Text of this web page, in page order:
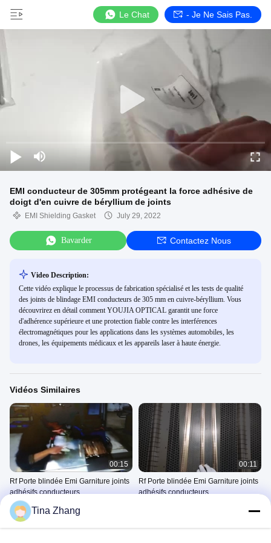
Le Chat - Je Ne Sais Pas.
EMI conducteur de 305mm protégeant la force adhésive de
doigt d'en cuivre de béryllium de joints
EMI Shielding Gasket July 29, 2022
Bavarder Contactez Nous
Video Description:
Cette vidéo explique le processus de fabrication spécialisé et les tests de qualité
des joints de blindage EMI conducteurs de 305 mm en cuivre-béryllium. Vous
découvrirez en détail comment YOUJIA OPTICAL garantit une force
d'adhérence supérieure et une protection fiable contre les interférences
électromagnétiques pour les applications dans les systèmes automobiles, les
drones, les équipements médicaux et les appareils laser à haute énergie.
Vidéos Similaires
00:15
Rf Porte blindée Emi Garniture joints
adhésifs conducteurs
EMI Shielding Gasket
April 02, 2025
00:11
Rf Porte blindée Emi Garniture joints
adhésifs conducteurs
Tina Zhang